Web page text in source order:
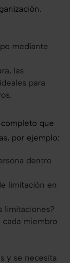
mediante
las
para
que
por ejemplo:
dentro
limitación en
limitaciones?
miembro
y se necesita